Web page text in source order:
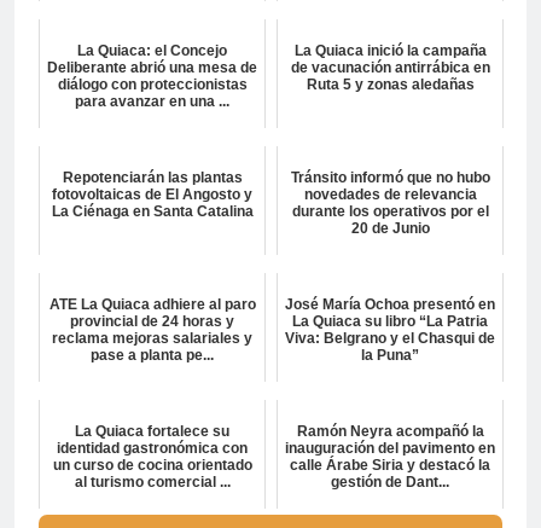
La Quiaca: el Concejo
Deliberante abrió una mesa de
diálogo con proteccionistas
para avanzar en una ...
La Quiaca inició la campaña
de vacunación antirrábica en
Ruta 5 y zonas aledañas
Repotenciarán las plantas
fotovoltaicas de El Angosto y
La Ciénaga en Santa Catalina
Tránsito informó que no hubo
novedades de relevancia
durante los operativos por el
20 de Junio
ATE La Quiaca adhiere al paro
provincial de 24 horas y
reclama mejoras salariales y
pase a planta pe...
José María Ochoa presentó en
La Quiaca su libro “La Patria
Viva: Belgrano y el Chasqui de
la Puna”
La Quiaca fortalece su
identidad gastronómica con
un curso de cocina orientado
al turismo comercial ...
Ramón Neyra acompañó la
inauguración del pavimento en
calle Árabe Siria y destacó la
gestión de Dant...